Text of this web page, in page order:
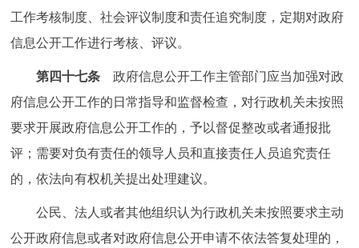
工作考核制度、社会评议制度和责任追究制度，定期对政府
信息公开工作进行考核、评议。
第四十七条 政府信息公开工作主管部门应当加强对政
府信息公开工作的日常指导和监督检查，对行政机关未按照
要求开展政府信息公开工作的，予以督促整改或者通报批
评；需要对负有责任的领导人员和直接责任人员追究责任
的，依法向有权机关提出处理建议。
公民、法人或者其他组织认为行政机关未按照要求主动
公开政府信息或者对政府信息公开申请不依法答复处理的，